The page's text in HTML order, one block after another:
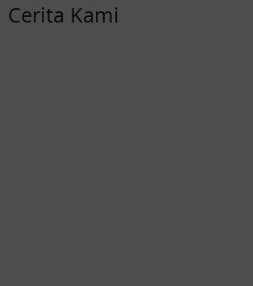
Cerita Kami